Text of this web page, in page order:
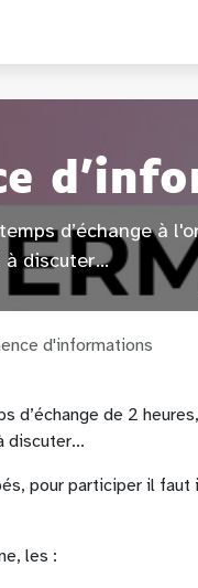
d’échange à
discuter...
d'informations
d’échange de 2
discuter...
pour participer il faut
les :